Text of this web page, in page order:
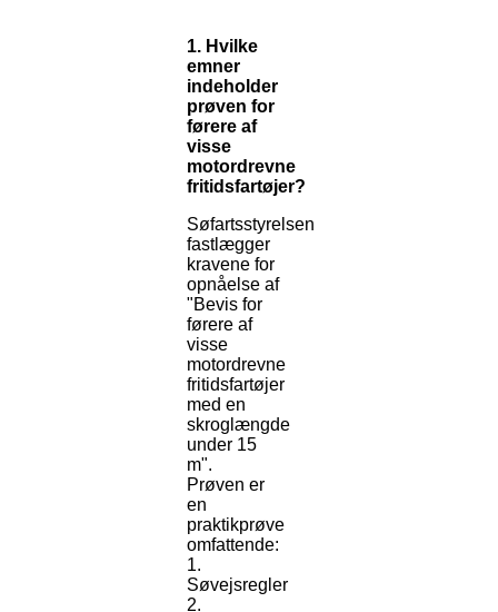
1. Hvilke
emner
indeholder
prøven for
førere af
visse
motordrevne
fritidsfartøjer?
Søfartsstyrelsen
fastlægger
kravene for
opnåelse af
"Bevis for
førere af
visse
motordrevne
fritidsfartøjer
med en
skroglængde
under 15
m".
Prøven er
en
praktikprøve
omfattende:
1.
Søvejsregler
2.